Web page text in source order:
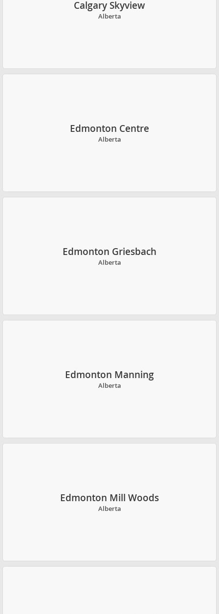
Calgary Skyview
Alberta
Edmonton Centre
Alberta
Edmonton Griesbach
Alberta
Edmonton Manning
Alberta
Edmonton Mill Woods
Alberta